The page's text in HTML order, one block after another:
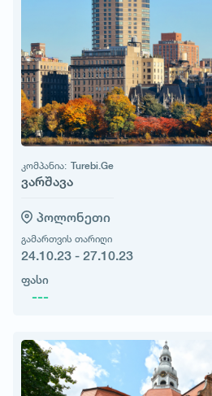
კომპანია: Turebi.Ge
ვარშავა
პოლონეთი
გამართვის თარიღი
24.10.23 - 27.10.23
ფასი
---